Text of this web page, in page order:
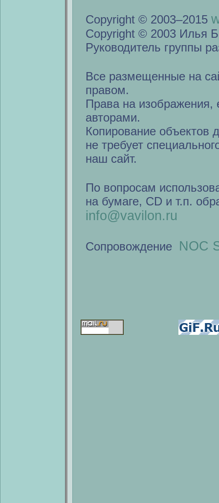
Copyright © 2003–2015
Copyright © 2003 Илья
Руководитель группы
Все размещенные на
правом.
Права на изображения,
авторами.
Копирование объектов
не требует
наш сайт.
По вопросам
на бумаге, CD и т.п.
info@vavilon.ru
Сопровождение NOC